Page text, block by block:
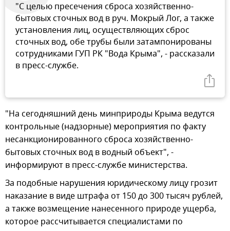
"С целью пресечения сброса хозяйственно-
бытовых сточных вод в руч. Мокрый Лог, а также
установления лиц, осуществляющих сброс
сточных вод, обе трубы были затампонированы
сотрудниками ГУП РК "Вода Крыма", - рассказали
в пресс-службе.
"На сегодняшний день минприроды Крыма ведутся
контрольные (надзорные) мероприятия по факту
несанкционированного сброса хозяйственно-
бытовых сточных вод в водный объект", -
информируют в пресс-службе министерства.
За подобные нарушения юридическому лицу грозит
наказание в виде штрафа от 150 до 300 тысяч рублей,
а также возмещение нанесенного природе ущерба,
которое рассчитывается специалистами по